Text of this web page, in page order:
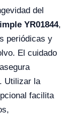
del
YR01844,
periódicas y
El cuidado
Utilizar la
facilita